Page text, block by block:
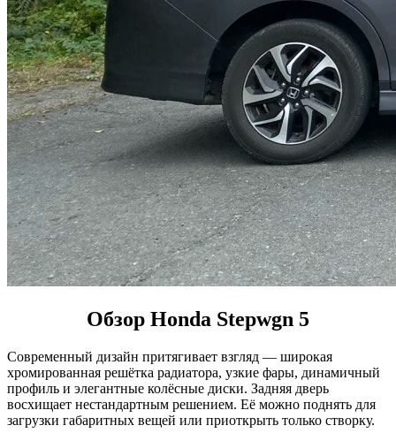
Обзор Honda Stepwgn 5
Современный дизайн притягивает взгляд — широкая
хромированная решётка радиатора, узкие фары, динамичный
профиль и элегантные колёсные диски. Задняя дверь
восхищает нестандартным решением. Её можно поднять для
загрузки габаритных вещей или приоткрыть только створку.